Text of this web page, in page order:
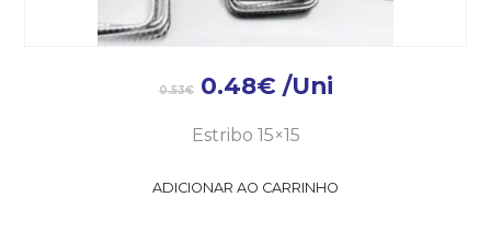
0.53€ 0.48€ /Uni
Estribo 15×15
ADICIONAR AO CARRINHO